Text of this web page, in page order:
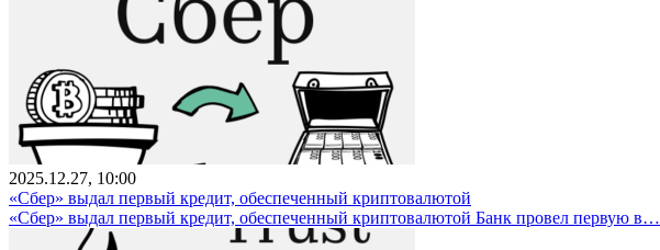
2025.12.27, 10:00
«Сбер» выдал первый кредит, обеспеченный криптовалютой
«Сбер» выдал первый кредит, обеспеченный криптовалютой Банк провел первую в…